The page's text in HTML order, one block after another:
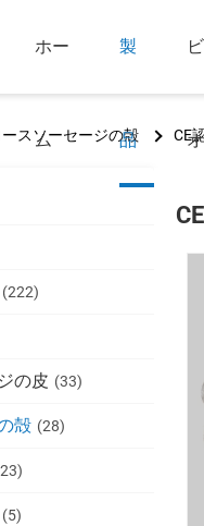
ホー
ム
製
品 オ
スソーセージの殻 CE
(222)
の皮 (33)
殻 (28)
(5)